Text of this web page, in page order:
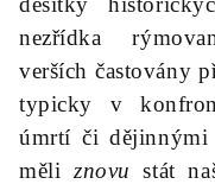
nezřídka
verších častovány
typicky v
úmrtí či
měli znovu stát